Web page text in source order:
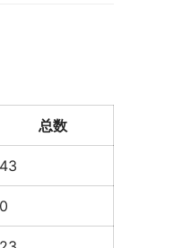
总数
43
0